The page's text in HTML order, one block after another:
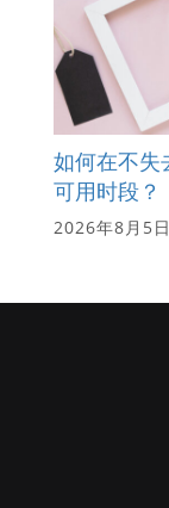
如何在不失
可用时段？
2026年8月5日